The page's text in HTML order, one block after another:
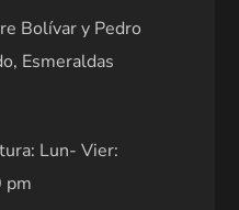
Bolívar y Pedro
Esmeraldas
Lun- Vier:
pm